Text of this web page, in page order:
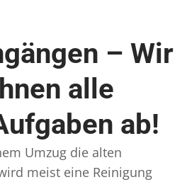
– Wir
alle
ab!
Umzug die alten
meist eine Reinigung